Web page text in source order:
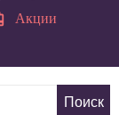
Акции